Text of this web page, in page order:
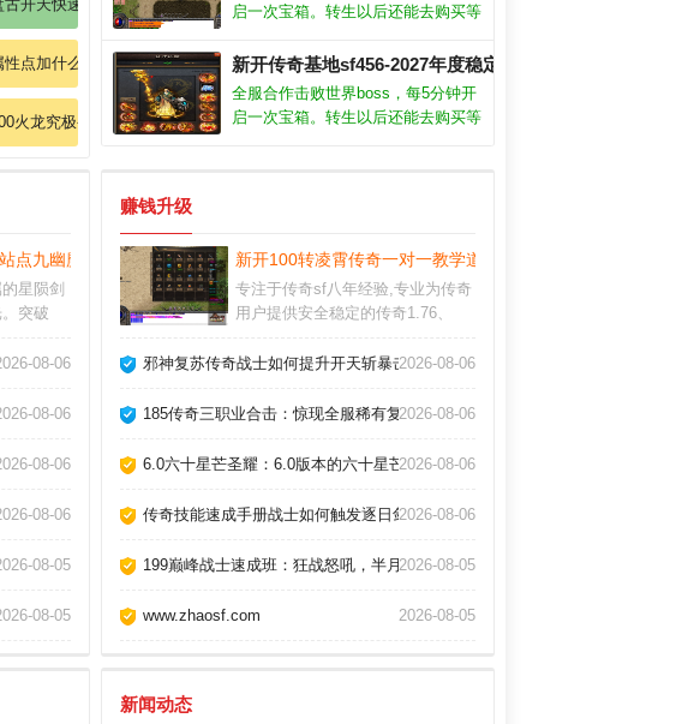
强对决！
师护体神盾？
开天快速掌握道士召唤神兽技巧！
)！
性点加什么斩杀暗之赤月恶魔的办法？
火龙究极变传奇：震撼来袭，500版本火龙超变私服横扫千军！
启一次宝箱。转生以后还能去购买等
或是去副本战斗，快速提升战斗力。
玉玺等级关乎高阶装备的穿戴，任何
提升它的机会记得都不要错过。
新开传奇基地sf456-2027年度稳定hhh认证平台
全服合作击败世界boss，每5分钟开
启一次宝箱。转生以后还能去购买等
点九幽魔装单挑暗之魔龙教主的绝技？
星陨剑
突破
你登临
炼，激
祖玛教主！
08-06
08-06
赤月恶魔实战教学
08-06
乐园，尽享激情刺激！
08-06
问鼎沙城！
08-05
单解析战士英雄抗拒火环？
08-05
赚钱升级
新开100转凌霄传奇一对一教学道士群体施毒术
专注于传奇sf八年经验,专业为传奇
用户提供安全稳定的传奇1.76、
内外较知名的最新今日新开传奇。
邪神复苏传奇战士如何提升开天斩暴击？2026-08-06
185传奇三职业合击：惊现全服稀有复活戒指？
2026-08-06
6.0六十星芒圣耀：6.0版本的六十星芒圣耀传奇sf，王座争夺战火爆开启
2026-08-06
传奇技能速成手册战士如何触发逐日剑法双倍暴击？
2026-08-06
199巅峰战士速成班：狂战怒吼，半月弯刀一刀秒BOSS！
2026-08-05
www.zhaosf.com 2026-08-05
新闻动态